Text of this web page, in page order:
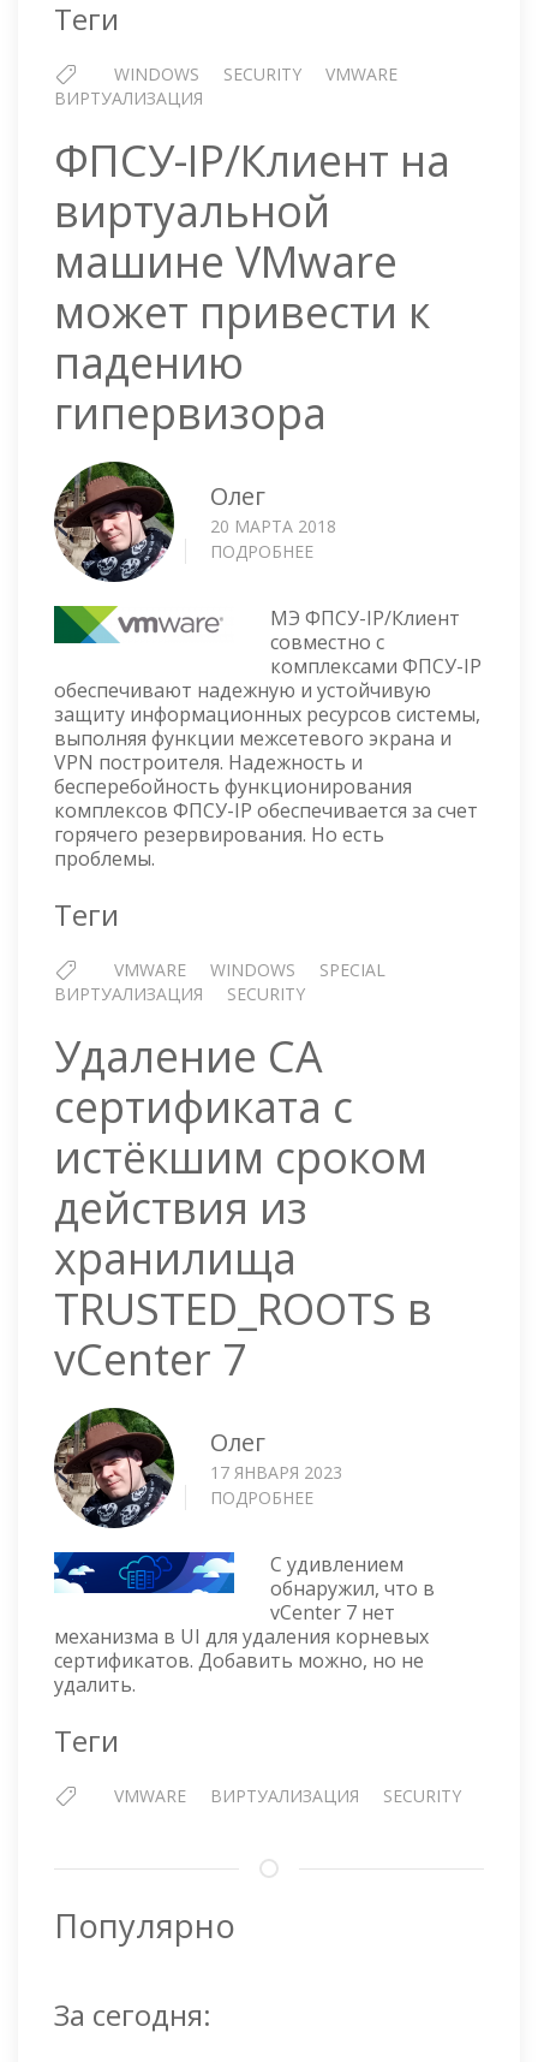
Теги
WINDOWS SECURITY
VMWARE
ВИРТУАЛИЗАЦИЯ
ФПСУ-IP/Клиент на
виртуальной
машине VMware
может привести к
падению
гипервизора
Олег
20 МАРТА 2018
ПОДРОБНЕЕ
КЛИЕНТ
НА
ВИРТУАЛЬНОЙ
МАШИНЕ
VMWARE
МОЖЕТ
ПРИВЕСТИ
К
ПАДЕНИЮ
МЭ ФПСУ-IP/Клиент
совместно с
комплексами ФПСУ-IP
обеспечивают надежную и устойчивую
защиту информационных ресурсов системы,
выполняя функции межсетевого экрана и
VPN построителя. Надежность и
бесперебойность функционирования
комплексов ФПСУ-IP обеспечивается за счет
горячего резервирования. Но есть
проблемы.
Теги
VMWARE WINDOWS
SPECIAL
ВИРТУАЛИЗАЦИЯ
SECURITY
Удаление CA
сертификата с
истёкшим сроком
действия из
хранилища
TRUSTED_ROOTS в
vCenter 7
Олег
17 ЯНВАРЯ 2023
ПОДРОБНЕЕ
СЕРТИФИКАТА
С
ИСТЁКШИМ
СРОКОМ
ДЕЙСТВИЯ
VCENTER
С удивлением
обнаружил, что в
vCenter 7 нет
механизма в UI для удаления корневых
сертификатов. Добавить можно, но не
удалить.
Теги
VMWARE ВИРТУАЛИЗАЦИЯ SECURITY
Популярно
За сегодня: